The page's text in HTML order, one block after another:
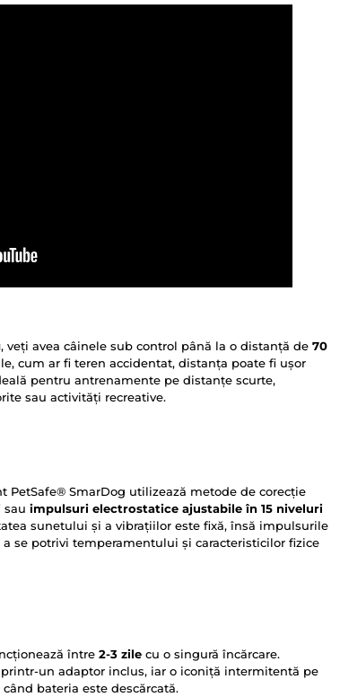
, veți avea câinele sub control până la o distanță de 70
cum ar fi teren accidentat, distanța poate fi ușor
pentru antrenamente pe distanțe scurte,
sau activități recreative.
PetSafe® SmarDog utilizează metode de corecție
sau impulsuri electrostatice ajustabile în 15 niveluri
sunetului și a vibrațiilor este fixă, însă impulsurile
se potrivi temperamentului și caracteristicilor fizice
între 2-3 zile cu o singură încărcare.
un adaptor inclus, iar o iconiță intermitentă pe
bateria este descărcată.